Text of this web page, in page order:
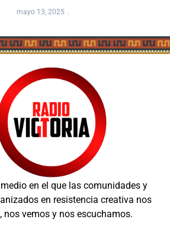
mayo 13, 2025
en el que las comunidades y
en resistencia creativa nos
nos vemos y nos escuchamos.